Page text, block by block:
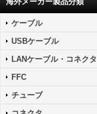
ケーブル
USBケーブル
LANケーブル・コネクタ
FFC
チューブ